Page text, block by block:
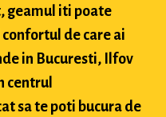
geamul iti poate
de care ai
in Bucuresti, Ilfov
centrul
sa te poti bucura de